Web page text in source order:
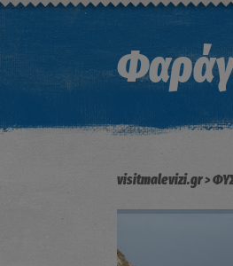
visitmalevizi.gr